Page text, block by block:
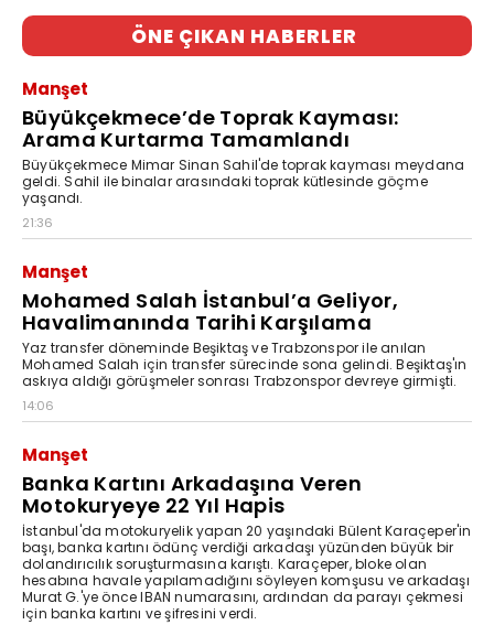
ÖNE ÇIKAN HABERLER
Manşet
Büyükçekmece’de Toprak Kayması:
Arama Kurtarma Tamamlandı
Büyükçekmece Mimar Sinan Sahil'de toprak kayması meydana
geldi. Sahil ile binalar arasındaki toprak kütlesinde göçme
yaşandı.
21:36
Manşet
Mohamed Salah İstanbul’a Geliyor,
Havalimanında Tarihi Karşılama
Yaz transfer döneminde Beşiktaş ve Trabzonspor ile anılan
Mohamed Salah için transfer sürecinde sona gelindi. Beşiktaş'ın
askıya aldığı görüşmeler sonrası Trabzonspor devreye girmişti.
14:06
Manşet
Banka Kartını Arkadaşına Veren
Motokuryeye 22 Yıl Hapis
İstanbul'da motokuryelik yapan 20 yaşındaki Bülent Karaçeper'in
başı, banka kartını ödünç verdiği arkadaşı yüzünden büyük bir
dolandırıcılık soruşturmasına karıştı. Karaçeper, bloke olan
hesabına havale yapılamadığını söyleyen komşusu ve arkadaşı
Murat G.'ye önce IBAN numarasını, ardından da parayı çekmesi
için banka kartını ve şifresini verdi.